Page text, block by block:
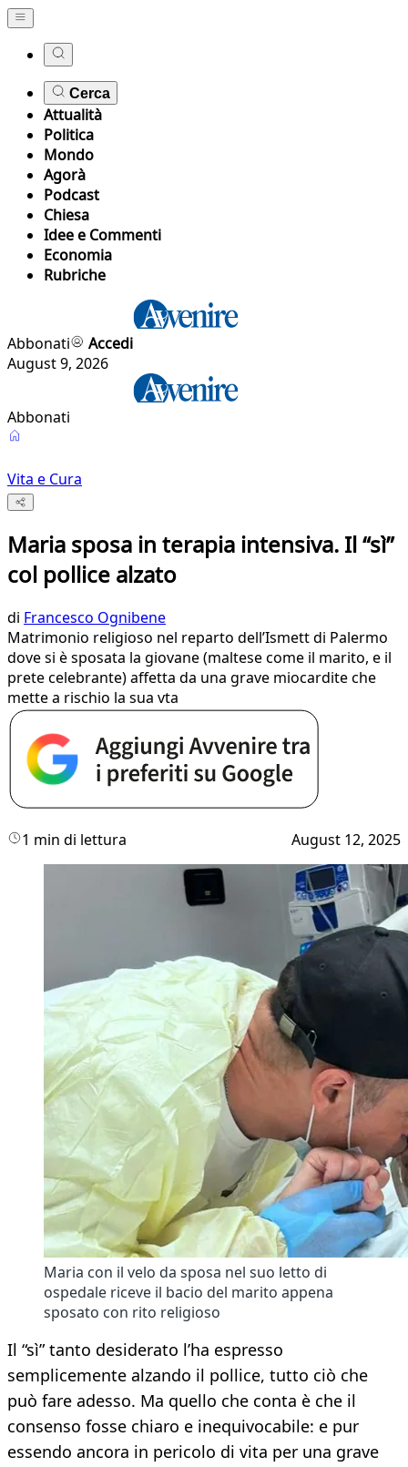
Cerca
Attualità
Politica
Mondo
Agorà
Podcast
Chiesa
Idee e Commenti
Economia
Rubriche
Abbonati
Accedi
August 9, 2026
Abbonati
Vita e Cura
Maria sposa in terapia intensiva. Il “sì”
col pollice alzato
di Francesco Ognibene
Matrimonio religioso nel reparto dell’Ismett di Palermo
dove si è sposata la giovane (maltese come il marito, e il
prete celebrante) affetta da una grave miocardite che
mette a rischio la sua vta
1 min di lettura August 12, 2025
Maria con il velo da sposa nel suo letto di
ospedale riceve il bacio del marito appena
sposato con rito religioso
Il “sì” tanto desiderato l’ha espresso
semplicemente alzando il pollice, tutto ciò che
può fare adesso. Ma quello che conta è che il
consenso fosse chiaro e inequivocabile: e pur
essendo ancora in pericolo di vita per una grave